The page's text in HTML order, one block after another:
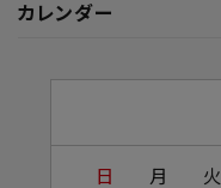
カレンダー
日 月 火